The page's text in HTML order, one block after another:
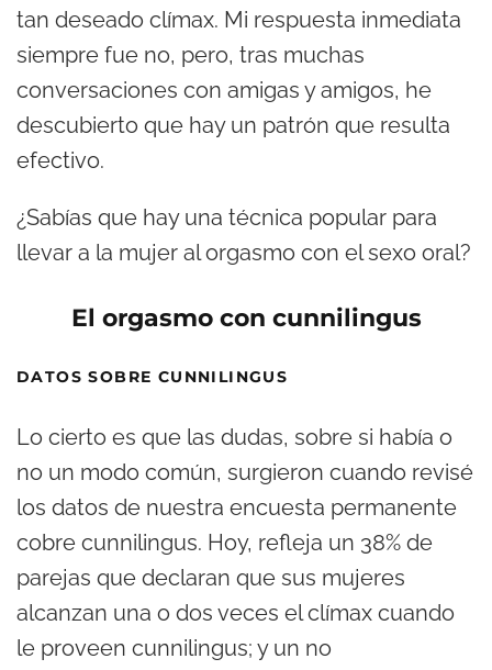
tan deseado clímax. Mi respuesta inmediata
siempre fue no, pero, tras muchas
conversaciones con amigas y amigos, he
descubierto que hay un patrón que resulta
efectivo.
¿Sabías que hay una técnica popular para
llevar a la mujer al orgasmo con el sexo oral?
El orgasmo con cunnilingus
DATOS SOBRE CUNNILINGUS
Lo cierto es que las dudas, sobre si había o
no un modo común, surgieron cuando revisé
los datos de nuestra encuesta permanente
cobre cunnilingus. Hoy, refleja un 38% de
parejas que declaran que sus mujeres
alcanzan una o dos veces el clímax cuando
le proveen cunnilingus; y un no